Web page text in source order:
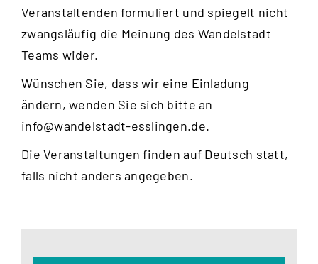
Veranstaltenden formuliert und spiegelt nicht
zwangsläufig die Meinung des Wandelstadt
Teams wider.
Wünschen Sie, dass wir eine Einladung
ändern, wenden Sie sich bitte an
info@wandelstadt-esslingen.de.
Die Veranstaltungen finden auf Deutsch statt,
falls nicht anders angegeben.